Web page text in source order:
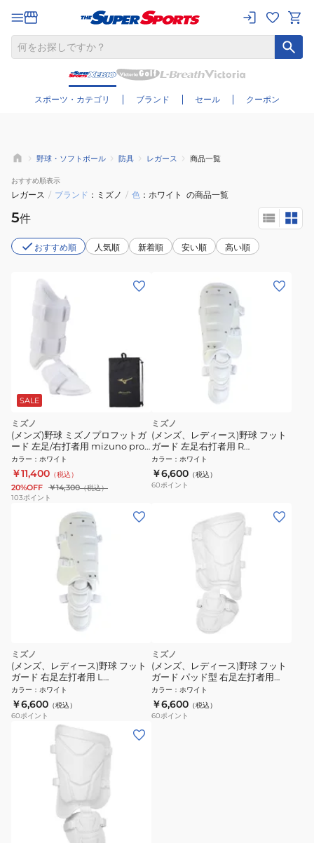
スポーツ・カテゴリ ブランド セール クーポン
さらに絞り込む
野球・ソフトボール 防具 レガース 商品一覧
おすすめ順表示
レガース / ブランド ミズノ / 色 ホワイト の商品一覧
5件
おすすめ順 人気順 新着順 安い順 高い順
SALE
ミズノ
(メンズ)野球 ミズノプロフットガ
ード 左足/右打者用 mizuno pro
1DJLG50001
カラー ： ホワイト
￥11,400 （税込）
20%OFF ￥14,300（税込）
103ポイント
ミズノ
(メンズ、レディース)野球 フット
ガード 左足右打者用 R
1DJLG22001
カラー ： ホワイト
￥6,600 （税込）
60ポイント
ミズノ
(メンズ、レディース)野球 フット
ガード 右足左打者用 L
1DJLG22101
カラー ： ホワイト
￥6,600 （税込）
60ポイント
ミズノ
(メンズ、レディース)野球 フット
ガード パッド型 右足左打者用
1DJLG23101
カラー ： ホワイト
￥6,600 （税込）
60ポイント